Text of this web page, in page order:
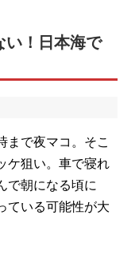
い！日本海で
まで夜マコ。そこ
ケ狙い。車で寝れ
で朝になる頃に
ている可能性が大